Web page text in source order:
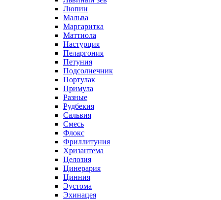
Люпин
Мальва
Маргаритка
Маттиола
Настурция
Пеларгония
Петуния
Подсолнечник
Портулак
Примула
Разные
Рудбекия
Сальвия
Смесь
Флокс
Фриллитуния
Хризантема
Целозия
Цинерария
Цинния
Эустома
Эхинацея